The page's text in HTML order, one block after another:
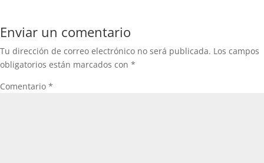
Enviar un comentario
Tu dirección de correo electrónico no será publicada. Los campos
obligatorios están marcados con *
Comentario *